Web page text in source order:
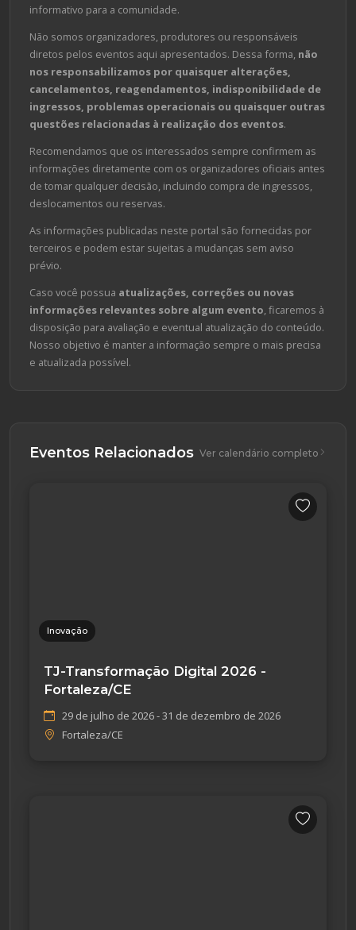
informativo para a comunidade.
Não somos organizadores, produtores ou responsáveis
diretos pelos eventos aqui apresentados. Dessa forma, não
nos responsabilizamos por quaisquer alterações,
cancelamentos, reagendamentos, indisponibilidade de
ingressos, problemas operacionais ou quaisquer outras
questões relacionadas à realização dos eventos.
Recomendamos que os interessados sempre confirmem as
informações diretamente com os organizadores oficiais antes
de tomar qualquer decisão, incluindo compra de ingressos,
deslocamentos ou reservas.
As informações publicadas neste portal são fornecidas por
terceiros e podem estar sujeitas a mudanças sem aviso
prévio.
Caso você possua atualizações, correções ou novas
informações relevantes sobre algum evento , ficaremos à
disposição para avaliação e eventual atualização do conteúdo.
Nosso objetivo é manter a informação sempre o mais precisa
e atualizada possível.
Eventos Relacionados Ver calendário completo
Inovação
TJ-Transformação Digital 2026 -
Fortaleza/CE
29 de julho de 2026 - 31 de dezembro de 2026
Fortaleza/CE